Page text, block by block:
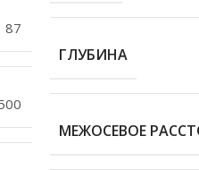
87
ГЛУБИНА
МЕЖОСЕВОЕ